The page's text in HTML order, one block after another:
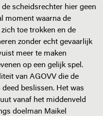
scheidsrechter hier geen
moment waarna de
toe trokken en de
zonder echt gevaarlijk
meer te maken
op een gelijk spel.
van AGOVV die de
beslissen. Het was
vanaf het middenveld
doelman Maikel